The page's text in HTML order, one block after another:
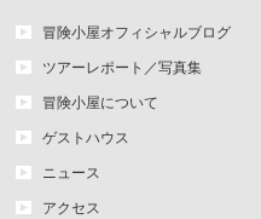
冒険小屋オフィシャルブログ
ツアーレポート／写真集
冒険小屋について
ゲストハウス
ニュース
アクセス